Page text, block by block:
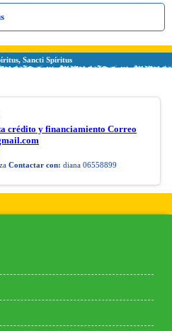
Sancti Spíritus
crédito y financiamiento Correo
Contactar con: diana 06558899